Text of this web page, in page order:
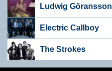
Ludwig Göransson
Electric Callboy
The Strokes